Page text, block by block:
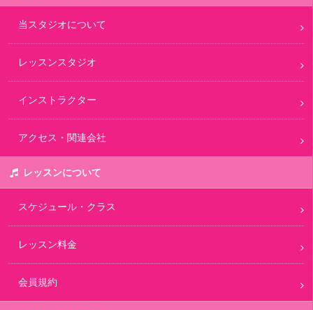
当スタジオについて
レッスンスタジオ
インストラクター
アクセス・関連会社
レッスンについて
スケジュール・クラス
レッスン料金
会員規約